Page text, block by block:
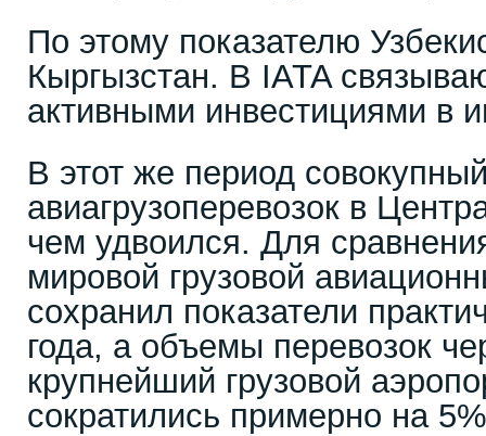
По этому показателю
Кыргызстан. В IATA
активными инвестициями в
В этот же период
авиагрузоперевозок в
чем удвоился. Для
мировой грузовой
сохранил показатели
года, а объемы перевозок
крупнейший грузовой
сократились примерно на